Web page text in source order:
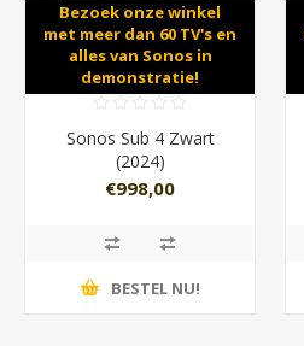
Bezoek onze winkel
met meer dan 60 TV's en
alles van Sonos in
demonstratie!
Sonos Sub 4 Zwart
(2024)
€998,00
BESTEL NU!